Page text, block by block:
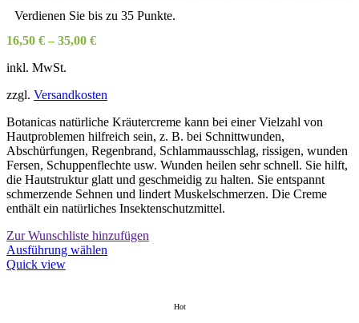
Verdienen Sie bis zu 35 Punkte.
16,50 € – 35,00 €
inkl. MwSt.
zzgl. Versandkosten
Botanicas natürliche Kräutercreme kann bei einer Vielzahl von
Hautproblemen hilfreich sein, z. B. bei Schnittwunden,
Abschürfungen, Regenbrand, Schlammausschlag, rissigen, wunden
Fersen, Schuppenflechte usw. Wunden heilen sehr schnell. Sie hilft,
die Hautstruktur glatt und geschmeidig zu halten. Sie entspannt
schmerzende Sehnen und lindert Muskelschmerzen. Die Creme
enthält ein natürliches Insektenschutzmittel.
Zur Wunschliste hinzufügen
Ausführung wählen
Quick view
Hot